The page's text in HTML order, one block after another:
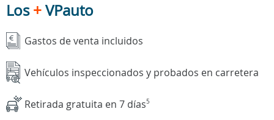
Los+VPauto
Gastos de venta incluidos
Vehículos inspeccionados y probados en carretera
Retirada gratuita en 7 días5